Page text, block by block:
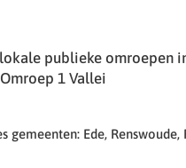
publieke omroepen
1 Vallei
gemeenten: Ede,